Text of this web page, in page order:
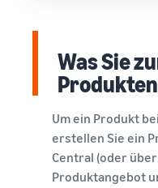
Was Sie
Um ein Produkt
erstellen Sie ein
Central (oder über
Produktangebot